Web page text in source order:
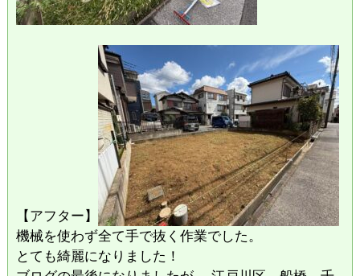
【アフター】
機械を使わず全て手で抜く作業でした。
とても綺麗になりました！